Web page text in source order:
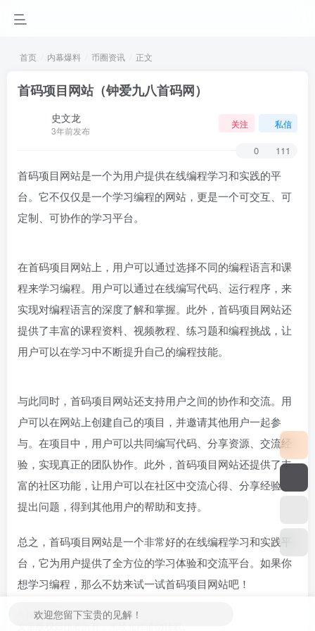
首页 内幕爆料 币圈资讯 正文
首码项目网站（钟爱九八首码网）
史文龙
3年前发布
关注 私信
0 111
首码项目网站是一个为用户提供在线编程学习和实践的平
台。它不仅仅是一个学习编程的网站，更是一个可交互、可
定制、可协作的学习平台。
与此同时，首码项目网站还支持用户之间的协作和交流。用
户可以在网站上创建自己的项目，并邀请其他用户一起参
与。在项目中，用户可以共同编写代码、分享资源、交流经
验，实现真正的团队协作。此外，首码项目网站还提供了丰
富的社区功能，让用户可以在社区中交流心得、分享经验、
总之，首码项目网站是一个非常好的在线编程学习和实践平
台，它为用户提供了全方位的学习体验和交流平台。如果你
欢迎您留下宝贵的见解！